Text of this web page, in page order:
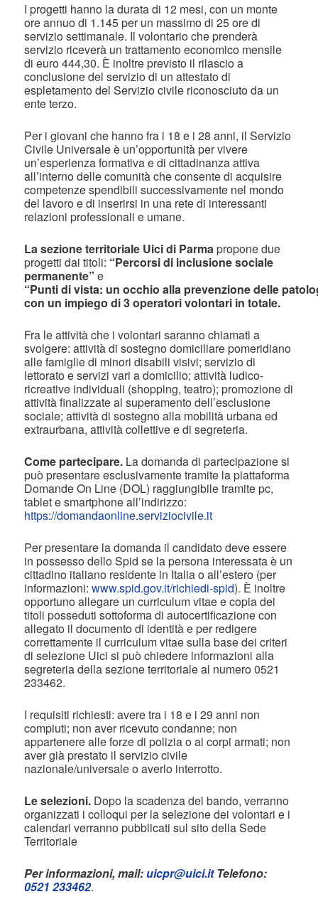
I progetti hanno la durata di 12 mesi, con un monte
ore annuo di 1.145 per un massimo di 25 ore di
servizio settimanale. Il volontario che prenderà
servizio riceverà un trattamento economico mensile
di euro 444,30. È inoltre previsto il rilascio a
conclusione del servizio di un attestato di
espletamento del Servizio civile riconosciuto da un
ente terzo.
Per i giovani che hanno fra i 18 e i 28 anni, il Servizio
Civile Universale è un’opportunità per vivere
un’esperienza formativa e di cittadinanza attiva
all’interno delle comunità che consente di acquisire
competenze spendibili successivamente nel mondo
del lavoro e di inserirsi in una rete di interessanti
relazioni professionali e umane.
La sezione territoriale Uici di Parmapropone due
progetti dai titoli: “Percorsi di inclusione sociale
permanente”e
“Punti di vista: un occhio alla prevenzione delle
con un impiego di 3 operatori volontari in totale.
Fra le attività che i volontari saranno chiamati a
svolgere: attività di sostegno domiciliare pomeridiano
alle famiglie di minori disabili visivi; servizio di
lettorato e servizi vari a domicilio; attività ludico-
ricreative individuali (shopping, teatro); promozione di
attività finalizzate al superamento dell’esclusione
sociale; attività di sostegno alla mobilità urbana ed
extraurbana, attività collettive e di segreteria.
Come partecipare. La domanda di partecipazione si
può presentare esclusivamente tramite la piattaforma
Domande On Line (DOL) raggiungibile tramite pc,
tablet e smartphone all’indirizzo:
https://domandaonline.serviziocivile.it
Per presentare la domanda il candidato deve essere
in possesso dello Spid se la persona interessata è un
cittadino italiano residente in Italia o all’estero (per
informazioni:www.spid.gov.it/richiedi-spid). È inoltre
opportuno allegare un curriculum vitae e copia dei
titoli posseduti sottoforma di autocertificazione con
allegato il documento di identità e per redigere
correttamente il curriculum vitae sulla base dei criteri
di selezione Uici si può chiedere informazioni alla
segreteria della sezione territoriale al numero 0521
233462.
I requisiti richiesti: avere tra i 18 e i 29 anni non
compiuti; non aver ricevuto condanne; non
appartenere alle forze di polizia o ai corpi armati; non
aver già prestato il servizio civile
nazionale/universale o averlo interrotto.
Le selezioni. Dopo la scadenza del bando, verranno
organizzati i colloqui per la selezione dei volontari e i
calendari verranno pubblicati sul sito della Sede
Territoriale
Per informazioni, mail:uicpr@uici.itTelefono:
0521 233462.